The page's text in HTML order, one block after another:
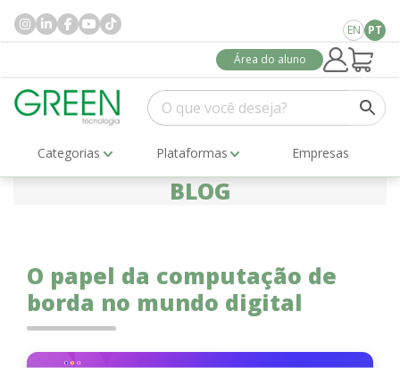
EN PT
Área do aluno
Categorias Plataformas Empresas
BLOG
O papel da computação de
borda no mundo digital